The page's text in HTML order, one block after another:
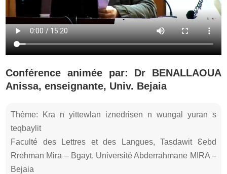
Conférence animée par: Dr BENALLAOUA
Anissa, enseignante, Univ. Bejaia
Thème: Kra n yittewlan iznedrisen n wungal yuran s
teqbaylit
Faculté des Lettres et des Langues, Tasdawit Ɛebd
Rreḥman Mira – Bgayt, Université Abderrahmane MIRA –
Bejaia